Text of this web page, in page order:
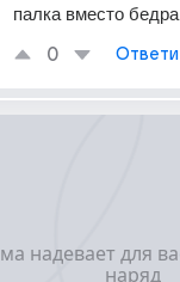
палка вместо
0